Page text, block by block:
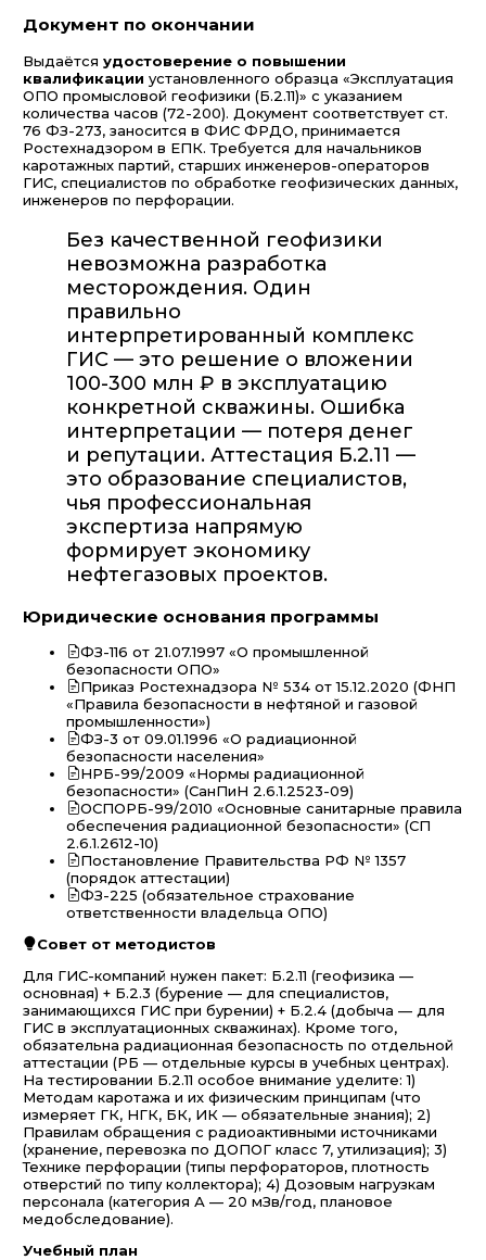
Документ по окончании
Выдаётся удостоверение о повышении
квалификации установленного образца «Эксплуатация
ОПО промысловой геофизики (Б.2.11)» с указанием
количества часов (72-200). Документ соответствует ст.
76 ФЗ-273, заносится в ФИС ФРДО, принимается
Ростехнадзором в ЕПК. Требуется для начальников
каротажных партий, старших инженеров-операторов
ГИС, специалистов по обработке геофизических данных,
инженеров по перфорации.
Без качественной геофизики
невозможна разработка
месторождения. Один
правильно
интерпретированный комплекс
ГИС — это решение о вложении
100-300 млн ₽ в эксплуатацию
конкретной скважины. Ошибка
интерпретации — потеря денег
и репутации. Аттестация Б.2.11 —
это образование специалистов,
чья профессиональная
экспертиза напрямую
формирует экономику
нефтегазовых проектов.
Юридические основания программы
ФЗ-116 от 21.07.1997 «О промышленной
безопасности ОПО»
Приказ Ростехнадзора № 534 от 15.12.2020 (ФНП
«Правила безопасности в нефтяной и газовой
промышленности»)
ФЗ-3 от 09.01.1996 «О радиационной
безопасности населения»
НРБ-99/2009 «Нормы радиационной
безопасности» (СанПиН 2.6.1.2523-09)
ОСПОРБ-99/2010 «Основные санитарные правила
обеспечения радиационной безопасности» (СП
2.6.1.2612-10)
Постановление Правительства РФ № 1357
(порядок аттестации)
ФЗ-225 (обязательное страхование
ответственности владельца ОПО)
Совет от методистов
Для ГИС-компаний нужен пакет: Б.2.11 (геофизика —
основная) + Б.2.3 (бурение — для специалистов,
занимающихся ГИС при бурении) + Б.2.4 (добыча — для
ГИС в эксплуатационных скважинах). Кроме того,
обязательна радиационная безопасность по отдельной
аттестации (РБ — отдельные курсы в учебных центрах).
На тестировании Б.2.11 особое внимание уделите: 1)
Методам каротажа и их физическим принципам (что
измеряет ГК, НГК, БК, ИК — обязательные знания); 2)
Правилам обращения с радиоактивными источниками
(хранение, перевозка по ДОПОГ класс 7, утилизация); 3)
Технике перфорации (типы перфораторов, плотность
отверстий по типу коллектора); 4) Дозовым нагрузкам
персонала (категория А — 20 мЗв/год, плановое
медобследование).
Учебный план